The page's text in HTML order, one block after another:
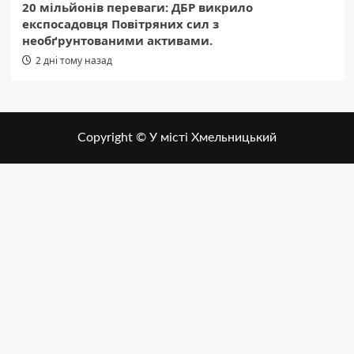
20 мільйонів переваги: ДБР викрило
експосадовця Повітряних сил з
необґрунтованими активами.
2 дні тому назад
Copyright © У місті Хмельницький